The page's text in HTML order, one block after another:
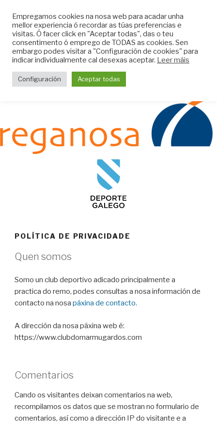
content
CLUB DO MAR DE
MUGARDOS
Web do Club do Mar de Mugardos
POLÍTICA DE PRIVACIDADE
Quen somos
Somo un club deportivo adicado principalmente a
practica do remo, podes consultas a nosa información de
contacto na nosa páxina de contacto.
A dirección da nosa páxina web é:
https://www.clubdomarmugardos.com
Comentarios
Cando os visitantes deixan comentarios na web,
recompilamos os datos que se mostran no formulario de
comentarios, así como a dirección IP do visitante e a
Empregamos cookies na nosa web para acadar unha
mellor experiencia ó recordar as túas preferencias e
visitas. Ó facer click en "Aceptar todas", das o teu
consentimento ó emprego de TODAS as cookies. Sen
embargo podes visitar a "Configuración de cookies" para
indicar individualmente cal desexas aceptar. Leer máis
Configuración Aceptar todas